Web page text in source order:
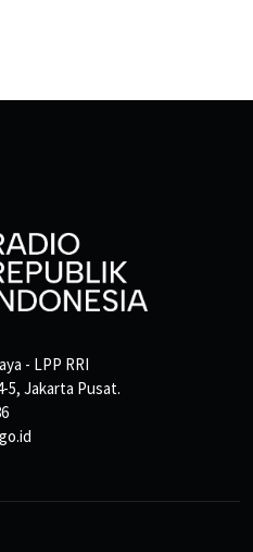
- LPP RRI
5, Jakarta Pusat.